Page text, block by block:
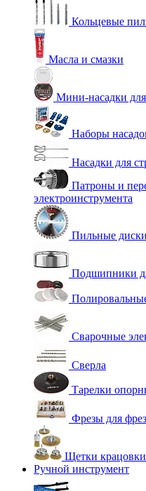
Кольцевые
Масла и смазки
Мини-насадки
Наборы
Насадки для
Патроны и
электроинструмента
Пильные диски
Подшипники
Сварочные
Сверла
Тарелки
Фрезы для
Щетки крацовки
Ручной инструмент